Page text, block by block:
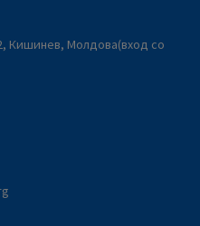
Кишинев, Молдова(вход со